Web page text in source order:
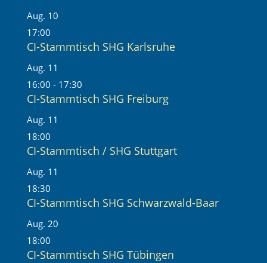
Aug. 10
17:00
CI-Stammtisch SHG Karlsruhe
Aug. 11
16:00 - 17:30
CI-Stammtisch SHG Freiburg
Aug. 11
18:00
CI-Stammtisch / SHG Stuttgart
Aug. 11
18:30
CI-Stammtisch SHG Schwarzwald-Baar
Aug. 20
18:00
CI-Stammtisch SHG Tübingen